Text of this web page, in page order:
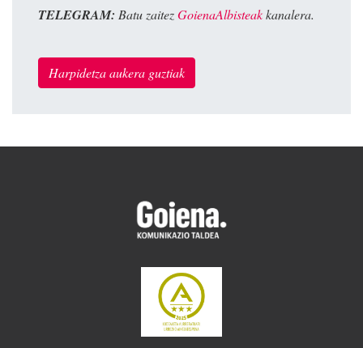
TELEGRAM: Batu zaitezGoienaAlbisteakkanalera.
Harpidetza aukera guztiak